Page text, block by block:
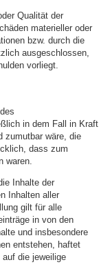
Qualität der
materieller oder
bzw. durch die
ausgeschlossen,
vorliegt.
in dem Fall in Kraft
zumutbar wäre, die
dass zum
waren.
Inhalte der
Inhalten aller
gilt für alle
in von den
und insbesondere
entstehen, haftet
die jeweilige